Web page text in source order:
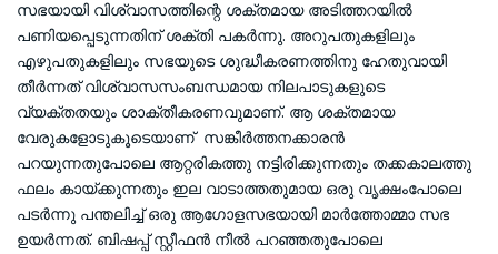
സഭയായി വിശ്വാസത്തിന്റെ ശക്തമായ അടിത്തറയില്‍
പണിയപ്പെടുന്നതിന് ശക്തി പകര്‍ന്നു. അറുപതുകളിലും
എഴുപതുകളിലും സഭയുടെ ശുദ്ധീകരണത്തിനു ഹേതുവായി
തീര്‍ന്നത് വിശ്വാസസംബന്ധമായ നിലപാടുകളുടെ
വ്യക്തതയും ശാക്തീകരണവുമാണ്. ആ ശക്തമായ
വേരുകളോടുകൂടെയാണ് സങ്കീര്‍ത്തനക്കാരന്‍
പറയുന്നതുപോലെ ആറ്റരികത്തു നട്ടിരിക്കുന്നതും തക്കകാലത്തു
ഫലം കായ്ക്കുന്നതും ഇല വാടാത്തതുമായ ഒരു വൃക്ഷംപോലെ
പടര്‍ന്നു പന്തലിച്ച് ഒരു ആഗോളസഭയായി മാര്‍ത്തോമ്മാ സഭ
ഉയര്‍ന്നത്. ബിഷപ്പ് സ്റ്റീഫന്‍ നീല്‍ പറഞ്ഞതുപോലെ